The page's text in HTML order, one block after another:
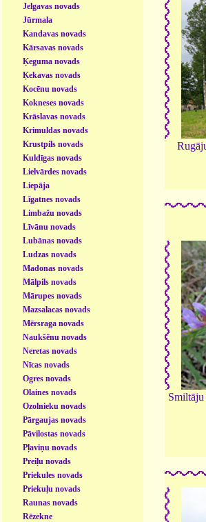
Jelgavas novads
Jūrmala
Kandavas novads
Kārsavas novads
Ķeguma novads
Ķekavas novads
Kocēnu novads
Kokneses novads
Krāslavas novads
Krimuldas novads
Krustpils novads
Kuldīgas novads
Lielvārdes novads
Liepāja
Līgatnes novads
Limbažu novads
Līvānu novads
Lubānas novads
Ludzas novads
Madonas novads
Mālpils novads
Mārupes novads
Mazsalacas novads
Mērsraga novads
Naukšēnu novads
Neretas novads
Nīcas novads
Ogres novads
Olaines novads
Ozolnieku novads
Pārgaujas novads
Pāvilostas novads
Pļaviņu novads
Preiļu novads
Priekules novads
Priekuļu novads
Raunas novads
Rēzekne